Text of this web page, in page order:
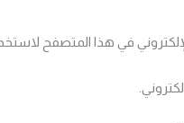
في هذا المتصفح